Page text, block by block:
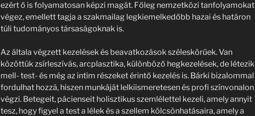
ezért ő is folyamatosan képzi magát. Főleg nemzetközi tanfolyamokat
végez, emellett tagja a szakmailag legkiemelkedőbb hazai és határon
túli tudományos társaságoknak is.
Az általa végzett kezelések és beavatkozások széleskörűek. Van
közöttük zsírleszívás, arcplasztika, különböző hegkezelések, de létezik
mell- test- és még az intim részeket érintő kezelés is. Bárki bizalommal
fordulhat hozzá, hiszen munkáját lelkiismeretesen és profi színvonalon
végzi. Betegeit, pácienseit holisztikus szemlélettel kezeli, amely annyit
tesz, hogy figyel a test a lélek és a szellem kölcsönhatásaira, amely a